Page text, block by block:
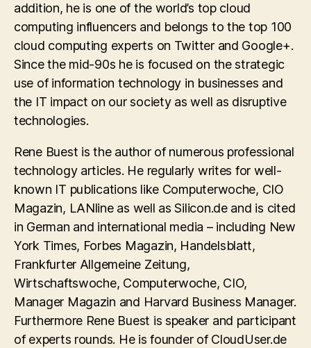
addition, he is one of the world’s top cloud
computing influencers and belongs to the top 100
cloud computing experts on Twitter and Google+.
Since the mid-90s he is focused on the strategic
use of information technology in businesses and
the IT impact on our society as well as disruptive
technologies.
Rene Buest is the author of numerous professional
technology articles. He regularly writes for well-
known IT publications like Computerwoche, CIO
Magazin, LANline as well as Silicon.de and is cited
in German and international media – including New
York Times, Forbes Magazin, Handelsblatt,
Frankfurter Allgemeine Zeitung,
Wirtschaftswoche, Computerwoche, CIO,
Manager Magazin and Harvard Business Manager.
Furthermore Rene Buest is speaker and participant
of experts rounds. He is founder of CloudUser.de